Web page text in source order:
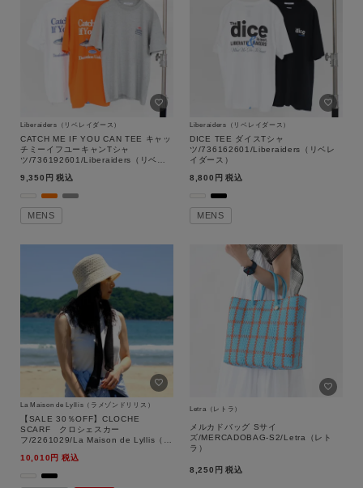
キーワード
性別
Liberaiders（リベレイダース）
CATCH ME IF YOU CAN TEE キャッ
チミーイフユーキャンTシャ
ツ/736192601/Liberaiders（リベレ
9,350
税込
MENS
Liberaiders（リベレイダース）
DICE TEE ダイスTシャ
ツ/736162601/Liberaiders（リベレ
イダース）
8,800
税込
MENS
La Maison de Lyllis（ラメゾンドリリス）
【SALE 30％OFF】CLOCHE
SCARF クロシェスカー
フ/2261029/La Maison de Lyllis（ラ
10,010
税込
Letra（レトラ）
メルカドバッグ Sサイ
ズ/MERCADOBAG-S2/Letra（レト
ラ）
8,250 税込